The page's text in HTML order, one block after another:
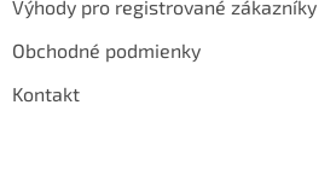
Výhody pro registrované zákazníky
Obchodné podmienky
Kontakt